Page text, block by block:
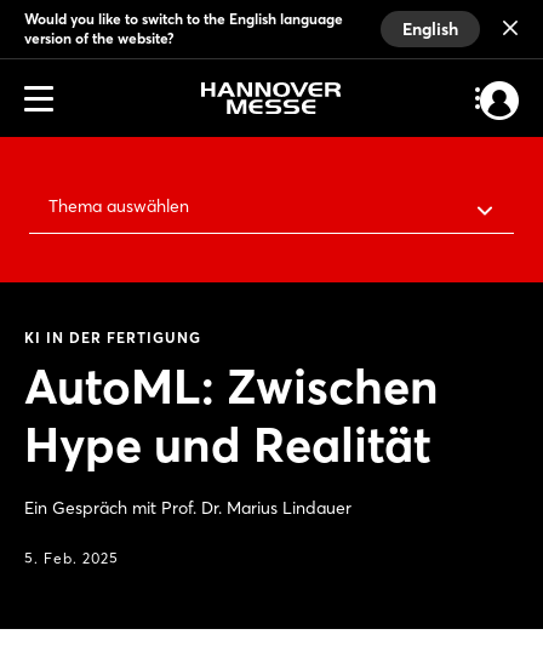
Would you like to switch to the English language
version of the website?
English
Thema auswählen
KI IN DER FERTIGUNG
AutoML: Zwischen
Hype und Realität
Ein Gespräch mit Prof. Dr. Marius Lindauer
5. Feb. 2025